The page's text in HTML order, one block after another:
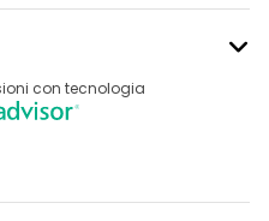
con tecnologia